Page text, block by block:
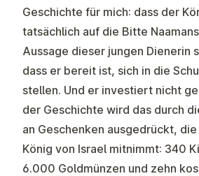
Geschichte für mich: dass der
tatsächlich auf die Bitte
Aussage dieser jungen Dienerin
dass er bereit ist, sich in die
stellen. Und er investiert nicht
der Geschichte wird das durch
an Geschenken ausgedrückt, die
König von Israel mitnimmt: 340
6.000 Goldmünzen und zehn